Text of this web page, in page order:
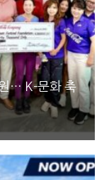
… K-문화 축